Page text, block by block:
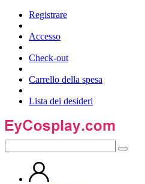
Registrare
Accesso
Check-out
Carrello della spesa
Lista dei desideri